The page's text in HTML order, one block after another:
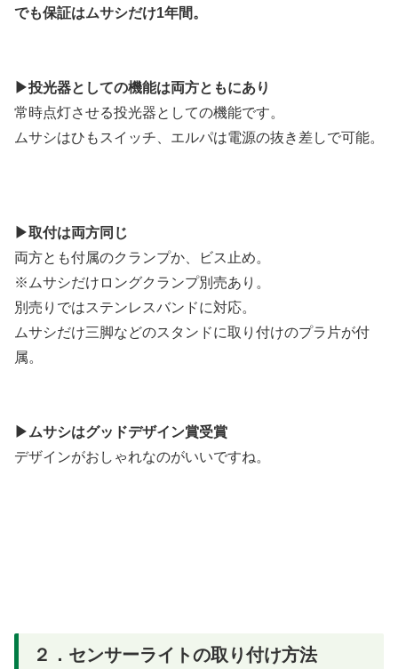
でも保証はムサシだけ1年間。
▶投光器としての機能は両方ともにあり
常時点灯させる投光器としての機能です。
ムサシはひもスイッチ、エルパは電源の抜き差しで可能。
▶取付は両方同じ
両方とも付属のクランプか、ビス止め。
※ムサシだけロングクランプ別売あり。
別売りではステンレスバンドに対応。
ムサシだけ三脚などのスタンドに取り付けのプラ片が付
属。
▶ムサシはグッドデザイン賞受賞
デザインがおしゃれなのがいいですね。
２．センサーライトの取り付け方法